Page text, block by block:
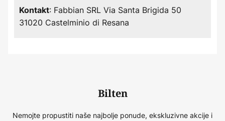
Kontakt: Fabbian SRL Via Santa Brigida 50
31020 Castelminio di Resana
Bilten
Nemojte propustiti naše najbolje ponude, ekskluzivne akcije i